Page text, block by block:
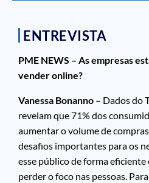
ENTREVISTA
PME NEWS – As empresas
venderonline?
Vanessa Bonanno – Dados do
revelam que 71% dos
aumentar o volume de
desafios importantes para os
esse público de forma eficiente
perder o foco nas pessoas.